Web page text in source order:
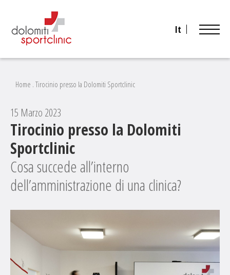
It
Home . Tirocinio presso la Dolomiti Sportclinic
15 Marzo 2023
Tirocinio presso la Dolomiti
Sportclinic
Cosa succede all’interno
dell’amministrazione di una clinica?